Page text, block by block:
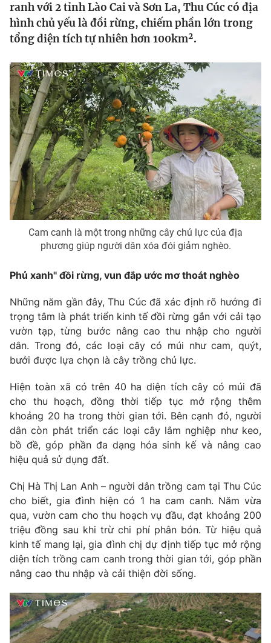
Tin tức
Thế giới đó đây
Câu chuyện quốc tế
Kinh tế
Thị trường
Góc doanh nghiệp
Dữ liệu và đời sống
Truyền hình
Phim VTV
Hậu trường
Nhân vật
Khán giả
Giải sao mai
Giải trí
Điện ảnh
Âm nhạc
Sao
Đời sống
Du lịch
Làm đẹp
Chất lượng cuộc sống
Giáo dục
Tuyển sinh
Học trực tuyến
Công nghệ
Thị trường
Tư vấn
Giao lưu trực tuyến
Lịch phát sóng
Chuyên mục khác
Photo Infographic
Video Shorts video
VTV Money VTV Thể thao
VTV Sức khoẻ Bất động sản
Thị trường 24h Tấm lòng Việt
VTV9 VTV8
ranh với 2 tỉnh Lào Cai và Sơn La, Thu Cúc có địa
hình chủ yếu là đồi rừng, chiếm phần lớn trong
tổng diện tích tự nhiên hơn 100km².
Cam canh là một trong những cây chủ lực của địa
phương giúp người dân xóa đói giảm nghèo.
Phủ xanh" đồi rừng, vun đắp ước mơ thoát nghèo
Những năm gần đây, Thu Cúc đã xác định rõ hướng đi
trọng tâm là phát triển kinh tế đồi rừng gắn với cải tạo
vườn tạp, từng bước nâng cao thu nhập cho người
dân. Trong đó, các loại cây có múi như cam, quýt,
bưởi được lựa chọn là cây trồng chủ lực.
Hiện toàn xã có trên 40 ha diện tích cây có múi đã
cho thu hoạch, đồng thời tiếp tục mở rộng thêm
khoảng 20 ha trong thời gian tới. Bên cạnh đó, người
dân còn phát triển các loại cây lâm nghiệp như keo,
bồ đề, góp phần đa dạng hóa sinh kế và nâng cao
hiệu quả sử dụng đất.
Chị Hà Thị Lan Anh – người dân trồng cam tại Thu Cúc
cho biết, gia đình hiện có 1 ha cam canh. Năm vừa
qua, vườn cam cho thu hoạch vụ đầu, đạt khoảng 200
triệu đồng sau khi trừ chi phí phân bón. Từ hiệu quả
kinh tế mang lại, gia đình chị dự định tiếp tục mở rộng
diện tích trồng cam canh trong thời gian tới, góp phần
nâng cao thu nhập và cải thiện đời sống.